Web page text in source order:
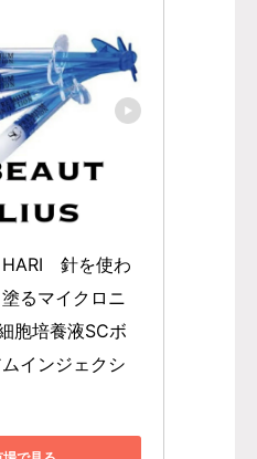
　針を使わ
るマイクロニ
胞培養液SCボ
インジェクシ